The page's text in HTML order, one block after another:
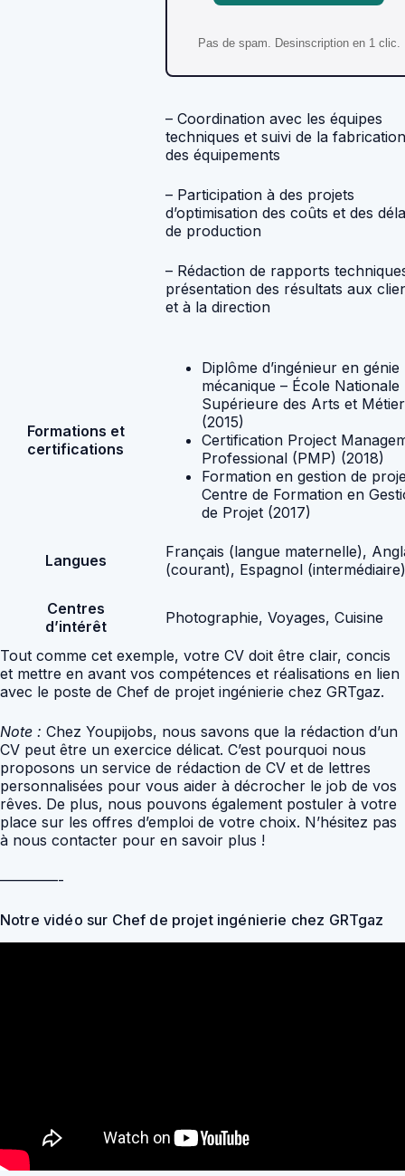
Pas de spam. Desinscription en 1 clic.
– Coordination avec les équipes
techniques et suivi de la fabrication
des équipements
– Participation à des projets
d’optimisation des coûts et des
de production
– Rédaction de rapports
présentation des résultats aux
et à la direction
Formations et
certifications
Diplôme d’ingénieur en génie
mécanique – École Nationale
Supérieure des Arts et
(2015)
Certification Project
Professional (PMP) (2018)
Formation en gestion de
Centre de Formation en
de Projet (2017)
Langues
Français (langue maternelle),
(courant), Espagnol (intermédiaire)
Centres
d’intérêt
Photographie, Voyages, Cuisine
Tout comme cet exemple, votre CV doit être clair, concis
et mettre en avant vos compétences et réalisations en lien
avec le poste de Chef de projet ingénierie chez GRTgaz.
Note : Chez Youpijobs, nous savons que la rédaction d’un
CV peut être un exercice délicat. C’est pourquoi nous
proposons un service de rédaction de CV et de lettres
personnalisées pour vous aider à décrocher le job de vos
rêves. De plus, nous pouvons également postuler à votre
place sur les offres d’emploi de votre choix. N’hésitez pas
à nous contacter pour en savoir plus !
————-
Notre vidéo sur Chef de projet ingénierie chez GRTgaz